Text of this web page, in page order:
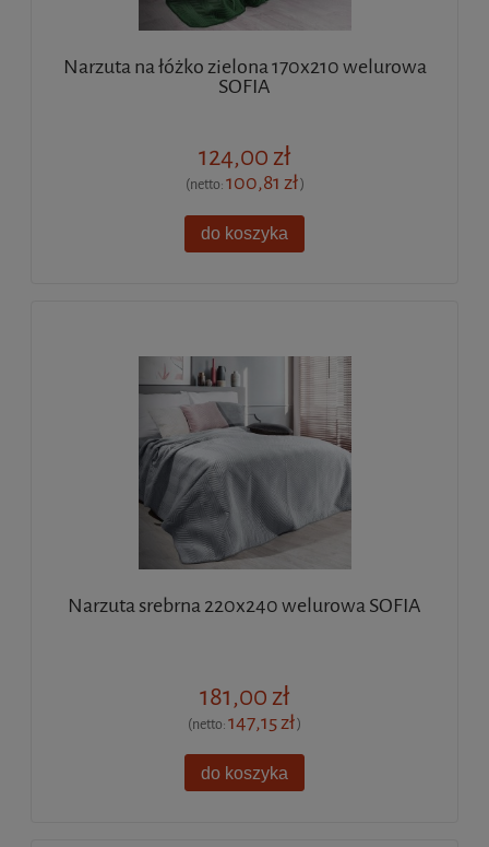
Narzuta na łóżko zielona 170x210 welurowa
SOFIA
124,00 zł
(netto:100,81 zł)
do koszyka
Narzuta srebrna 220x240 welurowa SOFIA
181,00 zł
(netto:147,15 zł)
do koszyka